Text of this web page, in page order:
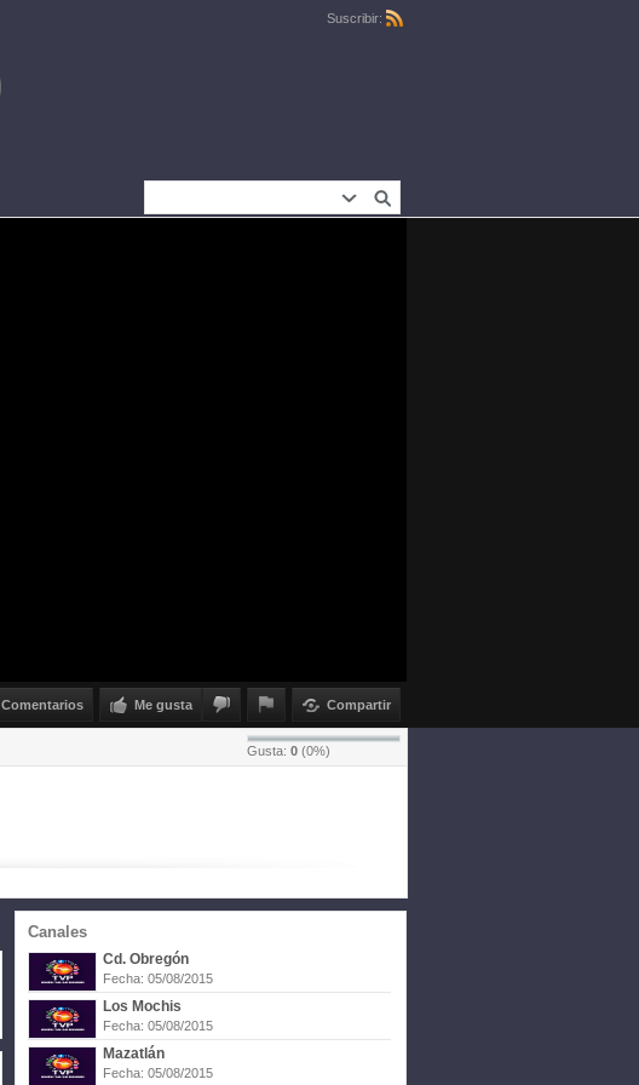
Suscribir:
Comentarios Me gusta Compartir
Gusta: 0 (0%)
Canales
Cd. Obregón
Fecha: 05/08/2015
Los Mochis
Fecha: 05/08/2015
Mazatlán
Fecha: 05/08/2015